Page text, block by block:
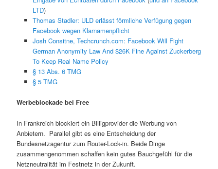
LTD)
Thomas Stadler: ULD erlässt förmliche Verfügung gegen
Facebook wegen Klarnamenpflicht
Josh Consitne, Techcrunch.com: Facebook Will Fight
German Anonymity Law And $26K Fine Against Zuckerberg
To Keep Real Name Policy
§ 13 Abs. 6 TMG
§ 5 TMG
Werbeblockade bei Free
In Frankreich blockiert ein Billigprovider die Werbung von
Anbietern. Parallel gibt es eine Entscheidung der
Bundesnetzagentur zum Router-Lock-in. Beide Dinge
zusammengenommen schaffen kein gutes Bauchgefühl für die
Netzneutralität im Festnetz in der Zukunft.